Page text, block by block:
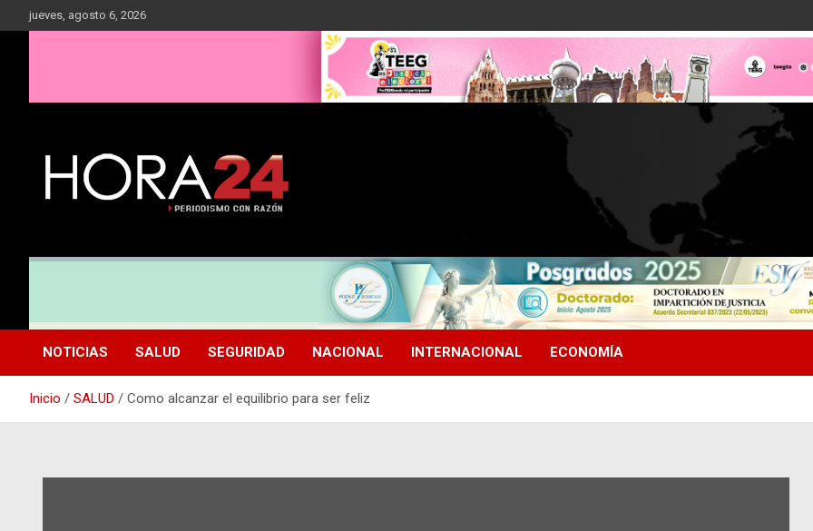
Saltar
al
jueves, agosto 6, 2026
NOTICIAS SALUD SEGURIDAD NACIONAL INTERNACIONAL ECONOMÍA
Inicio SALUD Como alcanzar el equilibrio para ser feliz